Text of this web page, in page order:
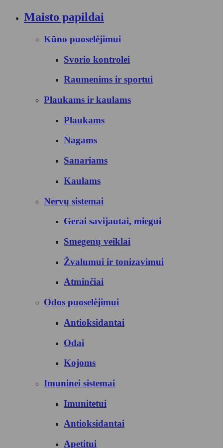
Maisto papildai
Kūno puoselėjimui
Svorio kontrolei
Raumenims ir sportui
Plaukams ir kaulams
Plaukams
Nagams
Sanariams
Kaulams
Nervų sistemai
Gerai savijautai, miegui
Smegenų veiklai
Žvalumui ir tonizavimui
Atminčiai
Odos puoselėjimui
Antioksidantai
Odai
Kojoms
Imuninei sistemai
Imunitetui
Antioksidantai
Apetitui